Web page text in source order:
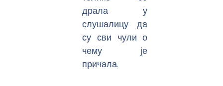
драла у
слушалицу да
су сви чули о
чему је
причала.